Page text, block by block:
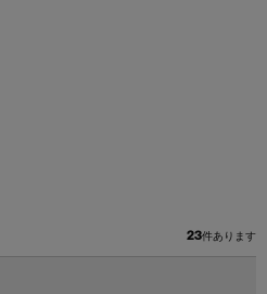
23件あります